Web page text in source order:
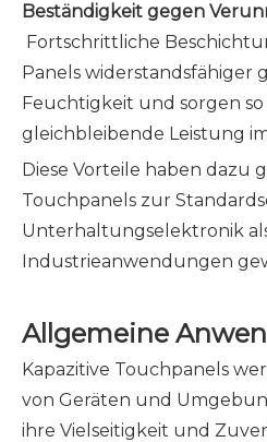
Beständigkeit gegen
Fortschrittliche
Panels widerstandsfähiger
Feuchtigkeit und sorgen
gleichbleibende Leistung
Diese Vorteile haben dazu
Touchpanels zur
Unterhaltungselektronik
Industrieanwendungen
Allgemeine
Kapazitive Touchpanels
von Geräten und
ihre Vielseitigkeit und